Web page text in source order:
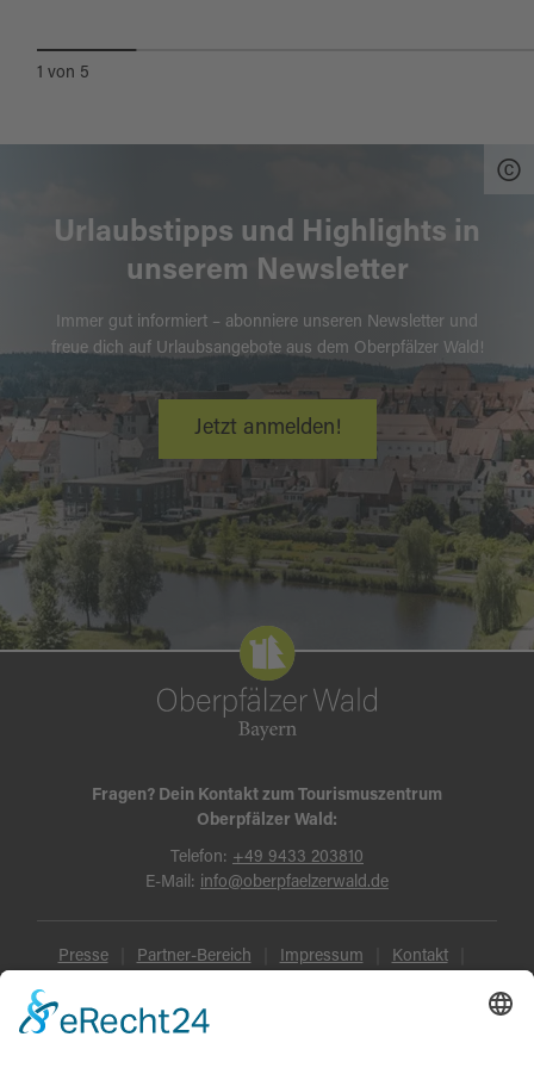
1 von 5
Urlaubstipps und Highlights in
unserem Newsletter
Immer gut informiert – abonniere unseren Newsletter und
freue dich auf Urlaubsangebote aus dem Oberpfälzer Wald!
Jetzt anmelden!
Fragen? Dein Kontakt zum Tourismuszentrum
Oberpfälzer Wald:
Telefon: +49 9433 203810
E-Mail: info@oberpfaelzerwald.de
Presse Partner-Bereich Impressum Kontakt
Datenschutz